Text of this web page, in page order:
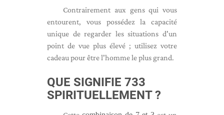
Contrairement aux gens qui vous
entourent, vous possédez la capacité
unique de regarder les situations d'un
point de vue plus élevé ; utilisez votre
cadeau pour être l'homme le plus grand.
QUE SIGNIFIE 733
SPIRITUELLEMENT ?